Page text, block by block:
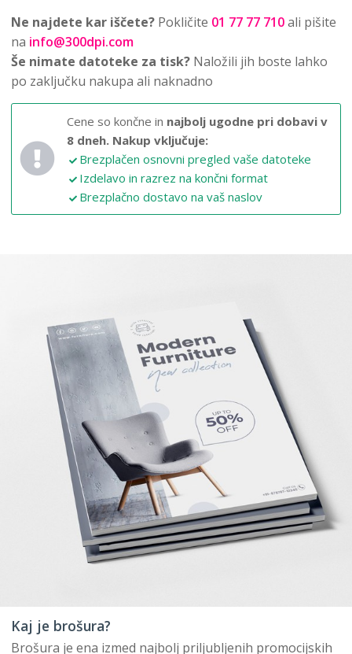
Ne najdete kar iščete? Pokličite 01 77 77 710ali pišite
na info@300dpi.com
Še nimate datoteke za tisk? Naložili jih boste lahko
po zaključku nakupa ali naknadno
Cene so končne in najbolj ugodne pri dobavi v
8 dneh. Nakup vključuje:
Brezplačen osnovni pregled vaše datoteke
Izdelavo in razrez na končni format
Brezplačno dostavo na vaš naslov
Kaj je brošura?
Brošura je ena izmed najbolj priljubljenih promocijskih